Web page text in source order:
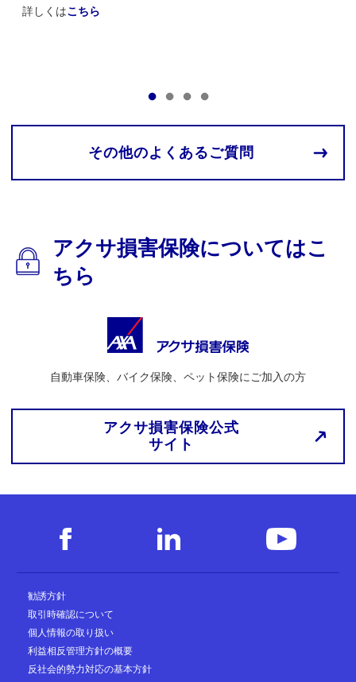
詳しくはこちら
その他のよくあるご質問
アクサ損害保険についてはこ
ちら
自動車保険、バイク保険、ペット保険にご加入の方
アクサ損害保険公式
サイト
勧誘方針
取引時確認について
個人情報の取り扱い
利益相反管理方針の概要
反社会的勢力対応の基本方針